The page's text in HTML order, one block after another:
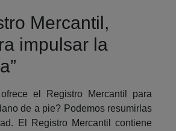
Mercantil,
impulsar la
el Registro Mercantil para
de a pie? Podemos resumirlas
El Registro Mercantil contiene